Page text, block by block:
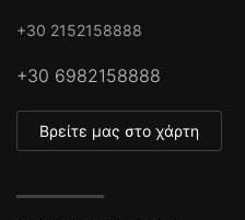
+30 2152158888
+30 6982158888
Βρείτε μας στο χάρτη